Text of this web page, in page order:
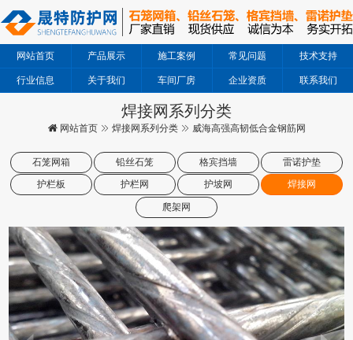
网站首页 产品展示 施工案例 常见问题 技术支持
行业信息 关于我们 车间厂房 企业资质 联系我们
焊接网系列分类
网站首页 焊接网系列分类 威海高强高韧低合金钢筋网
石笼网箱 铅丝石笼 格宾挡墙 雷诺护垫
护栏板 护栏网 护坡网 焊接网
爬架网